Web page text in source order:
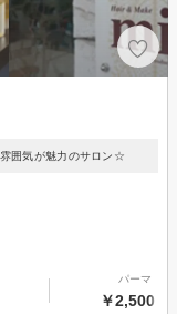
囲気が魅力のサロン☆
パーマ
￥2,500～